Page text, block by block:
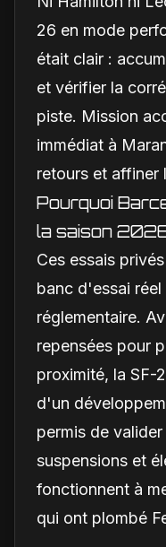
26 en mode
était clair :
et vérifier la
piste. Mission
immédiat à
retours et affiner
Pourquoi
la saison
Ces essais
banc d'essai
réglementaire.
repensées pour
proximité, la SF-
d'un
permis de
suspensions et
fonctionnent à
qui ont plombé